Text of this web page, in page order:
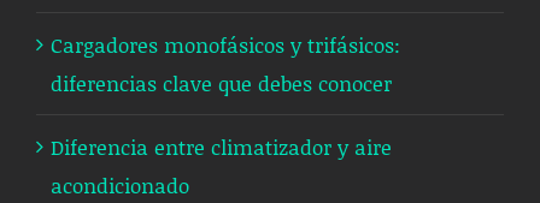
Cargadores monofásicos y trifásicos:
diferencias clave que debes conocer
Diferencia entre climatizador y aire
acondicionado